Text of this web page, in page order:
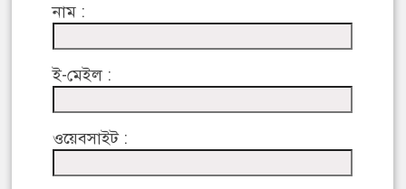
নাম :
ই-মেইল :
ওয়েবসাইট :